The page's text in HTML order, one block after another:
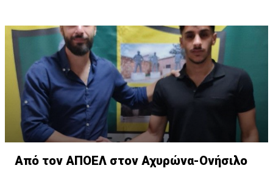
είχε και συμμετοχή με τον ΑΠΟΕΛ Λευκωσίας σε
παιχνίδι στο Europa League. Καλωσορίζουμε τον
Μάρκο στην ομάδα μας!
Από τον ΑΠΟΕΛ στον Αχυρώνα-Ονήσιλο